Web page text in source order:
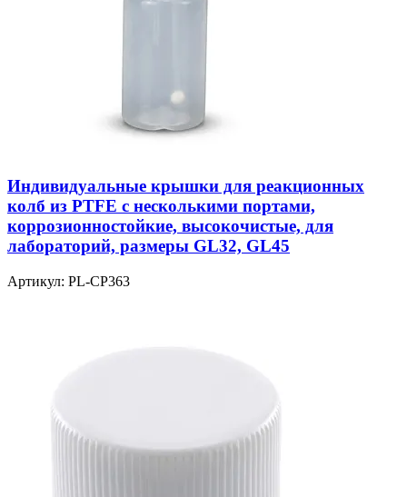
Индивидуальные крышки для реакционных
колб из PTFE с несколькими портами,
коррозионностойкие, высокочистые, для
лабораторий, размеры GL32, GL45
Артикул: PL-CP363